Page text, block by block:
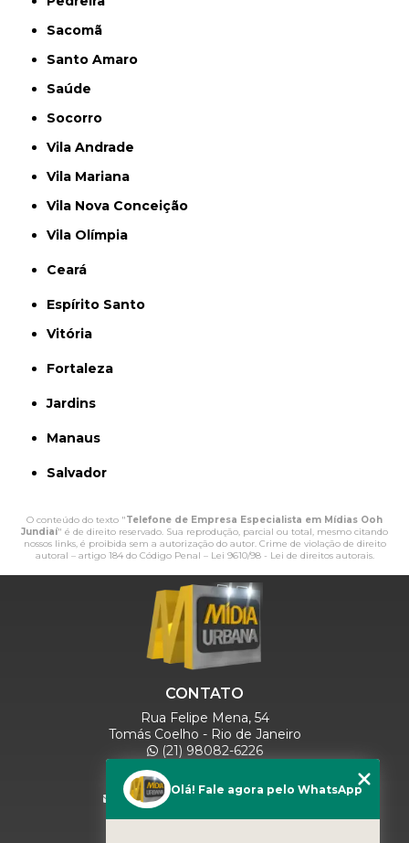
Sacomã
Santo Amaro
Saúde
Socorro
Vila Andrade
Vila Mariana
Vila Nova Conceição
Vila Olímpia
Ceará
Espírito Santo
Vitória
Fortaleza
Jardins
Manaus
Salvador
O conteúdo do texto "Telefone de Empresa Especialista em Mídias Ooh
Jundiaí" é de direito reservado. Sua reprodução, parcial ou total, mesmo citando
nossos links, é proibida sem a autorização do autor. Crime de violação de direito
autoral – artigo 184 do Código Penal – Lei 9610/98 - Lei de direitos autorais.
CONTATO
Rua Felipe Mena, 54
Tomás Coelho - Rio de Janeiro
(21) 98082-6226
(21) 97280-9600
(11) 93071-5918
comercialmidiaurbana@gmail.com
Olá! Fale agora pelo WhatsApp